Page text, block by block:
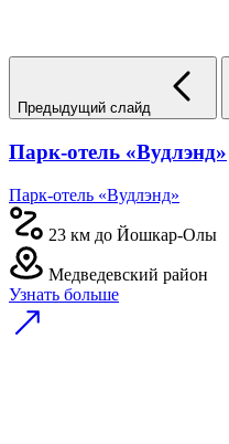
Предыдущий слайд
Парк-отель «Вудлэнд»
Парк-отель «Вудлэнд»
23 км до Йошкар-Олы
Медведевский район
Узнать больше